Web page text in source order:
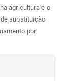
agricultura e o
substituição
por